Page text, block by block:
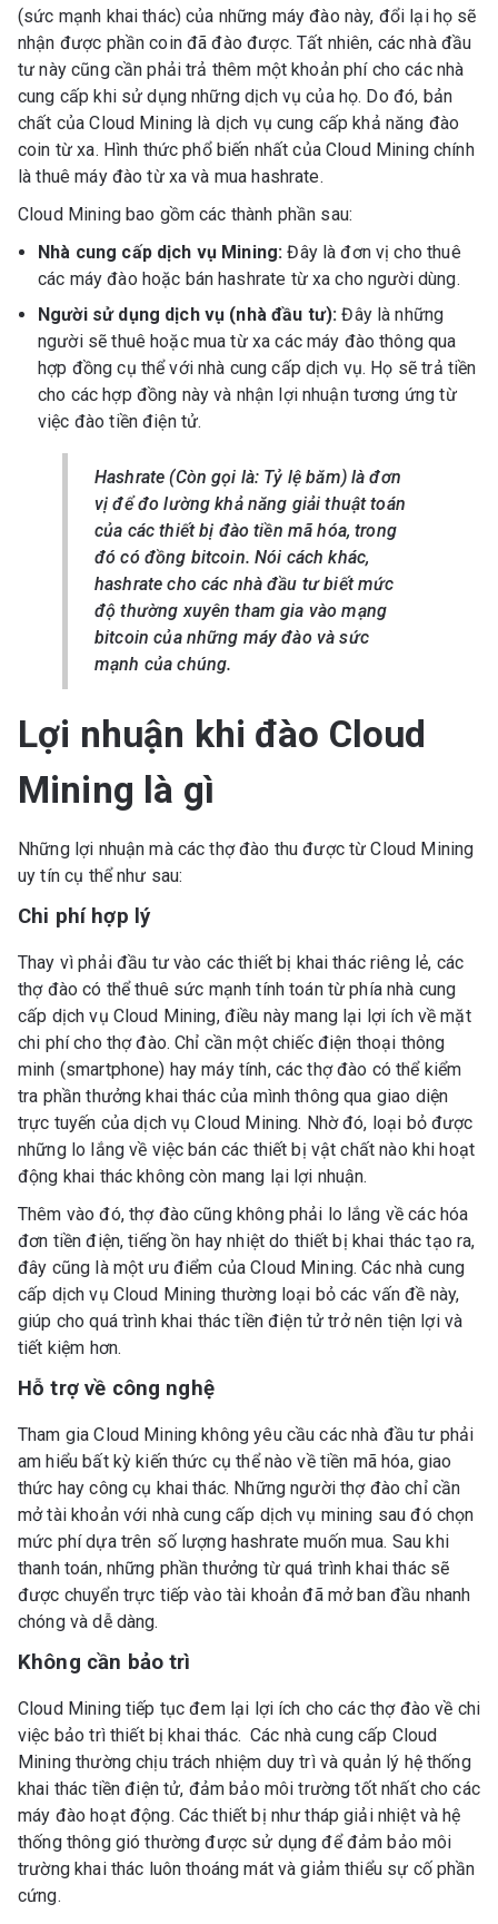
(sức mạnh khai thác) của những máy đào này, đổi lại họ sẽ
nhận được phần coin đã đào được. Tất nhiên, các nhà đầu
tư này cũng cần phải trả thêm một khoản phí cho các nhà
cung cấp khi sử dụng những dịch vụ của họ. Do đó, bản
chất của Cloud Mining là dịch vụ cung cấp khả năng đào
coin từ xa. Hình thức phổ biến nhất của Cloud Mining chính
là thuê máy đào từ xa và mua hashrate.
Cloud Mining bao gồm các thành phần sau:
Nhà cung cấp dịch vụ Mining:Đây là đơn vị cho thuê
các máy đào hoặc bán hashrate từ xa cho người dùng.
Người sử dụng dịch vụ (nhà đầu tư): Đây là những
người sẽ thuê hoặc mua từ xa các máy đào thông qua
hợp đồng cụ thể với nhà cung cấp dịch vụ. Họ sẽ trả tiền
cho các hợp đồng này và nhận lợi nhuận tương ứng từ
việc đào tiền điện tử.
Hashrate (Còn gọi là: Tỷ lệ băm) là đơn
vị để đo lường khả năng giải thuật toán
của các thiết bị đào tiền mã hóa, trong
đó có đồng bitcoin. Nói cách khác,
hashrate cho các nhà đầu tư biết mức
độ thường xuyên tham gia vào mạng
bitcoin của những máy đào và sức
mạnh của chúng.
Lợi nhuận khi đào Cloud
Mining là gì
Những lợi nhuận mà các thợ đào thu được từ Cloud Mining
uy tín cụ thể như sau:
Chi phí hợp lý
Thay vì phải đầu tư vào các thiết bị khai thác riêng lẻ, các
thợ đào có thể thuê sức mạnh tính toán từ phía nhà cung
cấp dịch vụ Cloud Mining, điều này mang lại lợi ích về mặt
chi phí cho thợ đào. Chỉ cần một chiếc điện thoại thông
minh (smartphone) hay máy tính, các thợ đào có thể kiểm
tra phần thưởng khai thác của mình thông qua giao diện
trực tuyến của dịch vụ Cloud Mining. Nhờ đó, loại bỏ được
những lo lắng về việc bán các thiết bị vật chất nào khi hoạt
động khai thác không còn mang lại lợi nhuận.
Thêm vào đó, thợ đào cũng không phải lo lắng về các hóa
đơn tiền điện, tiếng ồn hay nhiệt do thiết bị khai thác tạo ra,
đây cũng là một ưu điểm của Cloud Mining. Các nhà cung
cấp dịch vụ Cloud Mining thường loại bỏ các vấn đề này,
giúp cho quá trình khai thác tiền điện tử trở nên tiện lợi và
tiết kiệm hơn.
Hỗ trợ về công nghệ
Tham gia Cloud Mining không yêu cầu các nhà đầu tư phải
am hiểu bất kỳ kiến thức cụ thể nào về tiền mã hóa, giao
thức hay công cụ khai thác. Những người thợ đào chỉ cần
mở tài khoản với nhà cung cấp dịch vụ mining sau đó chọn
mức phí dựa trên số lượng hashrate muốn mua. Sau khi
thanh toán, những phần thưởng từ quá trình khai thác sẽ
được chuyển trực tiếp vào tài khoản đã mở ban đầu nhanh
chóng và dễ dàng.
Không cần bảo trì
Cloud Mining tiếp tục đem lại lợi ích cho các thợ đào về chi
việc bảo trì thiết bị khai thác. Các nhà cung cấp Cloud
Mining thường chịu trách nhiệm duy trì và quản lý hệ thống
khai thác tiền điện tử, đảm bảo môi trường tốt nhất cho các
máy đào hoạt động. Các thiết bị như tháp giải nhiệt và hệ
thống thông gió thường được sử dụng để đảm bảo môi
trường khai thác luôn thoáng mát và giảm thiểu sự cố phần
cứng.